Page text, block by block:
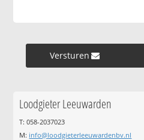
Versturen »
Loodgieter Leeuwarden
T: 058-2037023
M: info@loodgieterleeuwardenbv.nl